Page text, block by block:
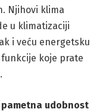
Njihovi klima
u klimatizaciji
i veću energetsku
koje prate
pametna udobnost